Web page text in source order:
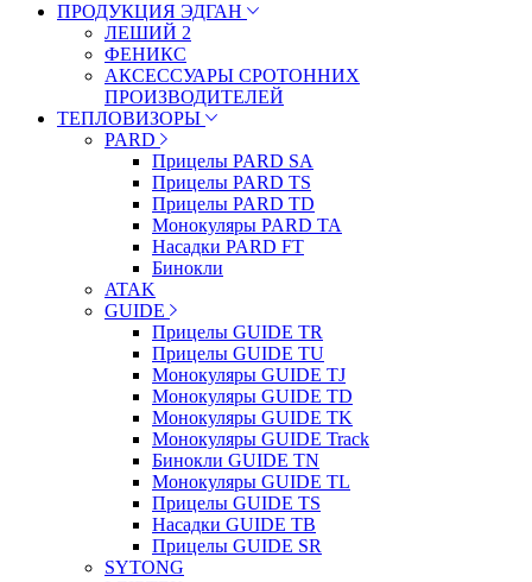
ПРОДУКЦИЯ ЭДГАН
ЛЕШИЙ 2
ФЕНИКС
АКСЕССУАРЫ СРОТОННИХ
ПРОИЗВОДИТЕЛЕЙ
ТЕПЛОВИЗОРЫ
PARD
Прицелы PARD SA
Прицелы PARD TS
Прицелы PARD TD
Монокуляры PARD TA
Насадки PARD FT
Бинокли
ATAK
GUIDE
Прицелы GUIDE TR
Прицелы GUIDE TU
Монокуляры GUIDE TJ
Монокуляры GUIDE TD
Монокуляры GUIDE TK
Монокуляры GUIDE Track
Бинокли GUIDE TN
Монокуляры GUIDE TL
Прицелы GUIDE TS
Насадки GUIDE TB
Прицелы GUIDE SR
SYTONG